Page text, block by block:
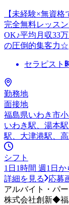
【未経験×無資
完全無料レッス
OK♪平均月収33
の圧倒的集客力☆
セラピスト
勤務地
面接地
福島県いわき市
いわき駅、湯本
駅、大津港駅、
シフト
1日1時間 週1日か
詳細を見る
応募
アルバイト・パー
株式会社創新◆